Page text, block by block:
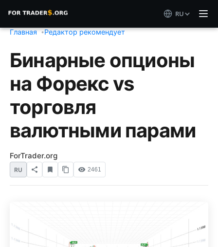
RU
Главная Редактор рекомендует
Бинарные опционы
на Форекс vs
торговля
валютными парами
ForTrader.org
RU 2461